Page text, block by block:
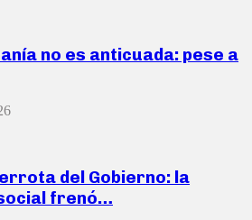
no es anticuada: pese a
del Gobierno: la
frenó…